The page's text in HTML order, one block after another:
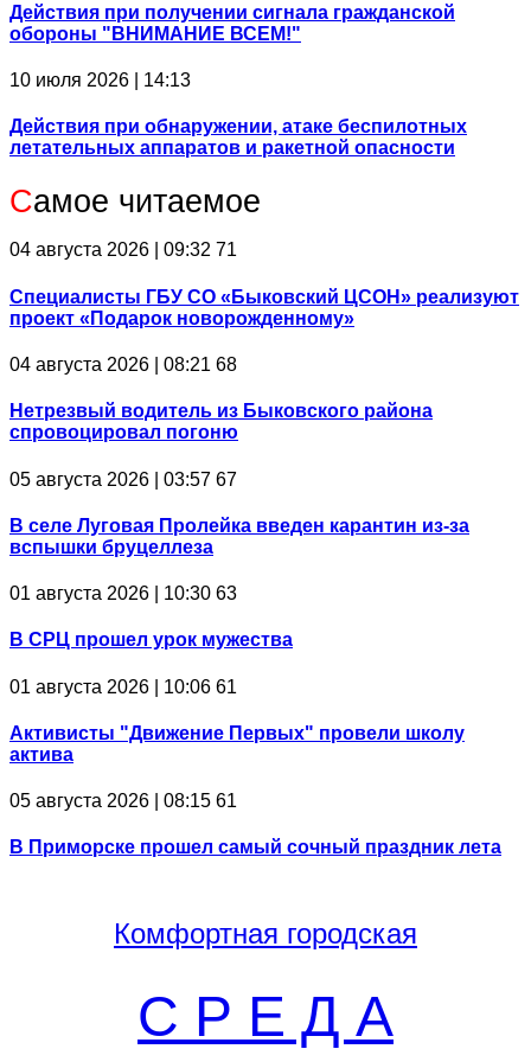
Действия при получении сигнала гражданской
обороны "ВНИМАНИЕ ВСЕМ!"
10 июля 2026 | 14:13
Действия при обнаружении, атаке беспилотных
летательных аппаратов и ракетной опасности
Самое читаемое
04 августа 2026 | 09:32 71
Специалисты ГБУ СО «Быковский ЦСОН» реализуют
проект «Подарок новорожденному»
04 августа 2026 | 08:21 68
Нетрезвый водитель из Быковского района
спровоцировал погоню
05 августа 2026 | 03:57 67
В селе Луговая Пролейка введен карантин из-за
вспышки бруцеллеза
01 августа 2026 | 10:30 63
В СРЦ прошел урок мужества
01 августа 2026 | 10:06 61
Активисты "Движение Первых" провели школу
актива
05 августа 2026 | 08:15 61
В Приморске прошел самый сочный праздник лета
Комфортная городская
С Р Е Д А